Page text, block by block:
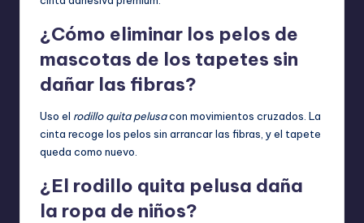
¿Cómo eliminar los pelos de
mascotas de los tapetes sin
dañar las fibras?
Uso el rodillo quita pelusacon movimientos cruzados. La
cinta recoge los pelos sin arrancar las fibras, y el tapete
queda como nuevo.
¿El rodillo quita pelusa daña
la ropa de niños?